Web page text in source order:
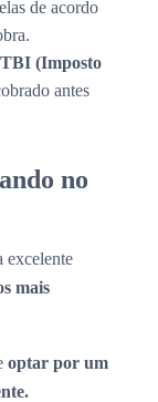
de acordo
(Imposto
antes
no
excelente
mais
optar por um